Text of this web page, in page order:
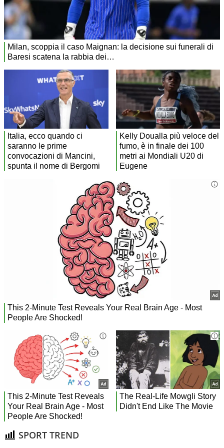
SPORT TREND